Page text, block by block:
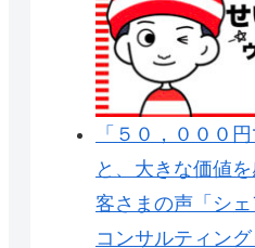
「５０，０００
と、大きな価値
客さまの声「シ
コンサルティン